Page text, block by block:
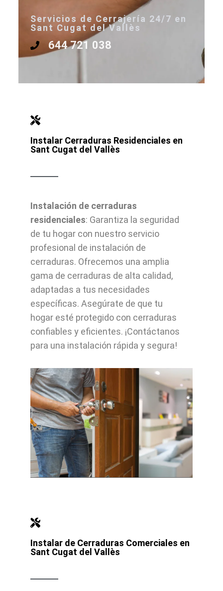
Servicios de Cerrajería 24/7 en
Sant Cugat del Vallès
644 721 038
Instalar Cerraduras Residenciales en
Sant Cugat del Vallès
Instalación de cerraduras
residenciales: Garantiza la seguridad
de tu hogar con nuestro servicio
profesional de instalación de
cerraduras. Ofrecemos una amplia
gama de cerraduras de alta calidad,
adaptadas a tus necesidades
específicas. Asegúrate de que tu
hogar esté protegido con cerraduras
confiables y eficientes. ¡Contáctanos
para una instalación rápida y segura!
Instalar de Cerraduras Comerciales en
Sant Cugat del Vallès